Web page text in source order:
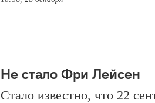
Не стало Фри Лейсен
Стало известно, что 22